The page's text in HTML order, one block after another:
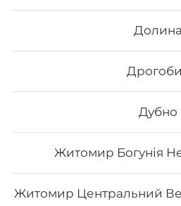
Долина
Дубно
Житомир Богунія
Житомир Центральний
Хоші
Вага: 310 г Склад: норі, рис, сир